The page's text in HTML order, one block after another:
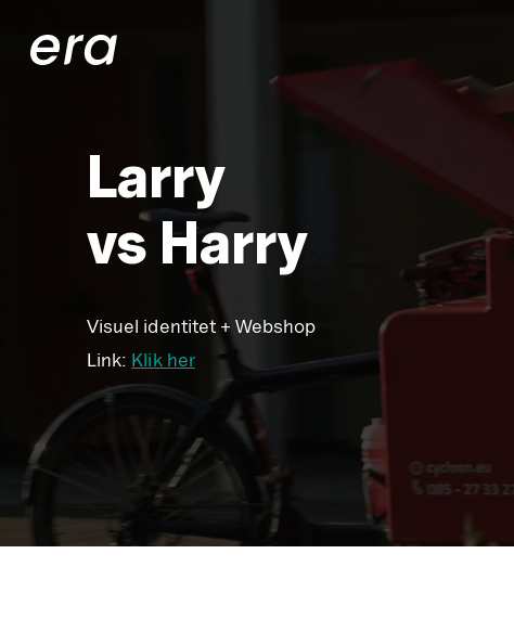
Generaxion
Larry
vs Harry
Visuel identitet + Webshop
Link: Klik her